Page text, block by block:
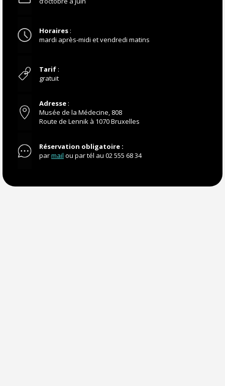
Horaires :
mardi après-midi et vendredi matins
Tarif :
gratuit
Adresse :
Musée de la Médecine, 808
Route de Lennik à 1070 Bruxelles
Réservation obligatoire :
parmail ou par tél au 02 555 68 34